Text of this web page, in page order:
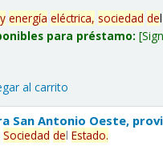
y energía eléctrica, sociedad de
para préstamo:
al carrito
San Antonio Oeste,
Sociedad delEstado.